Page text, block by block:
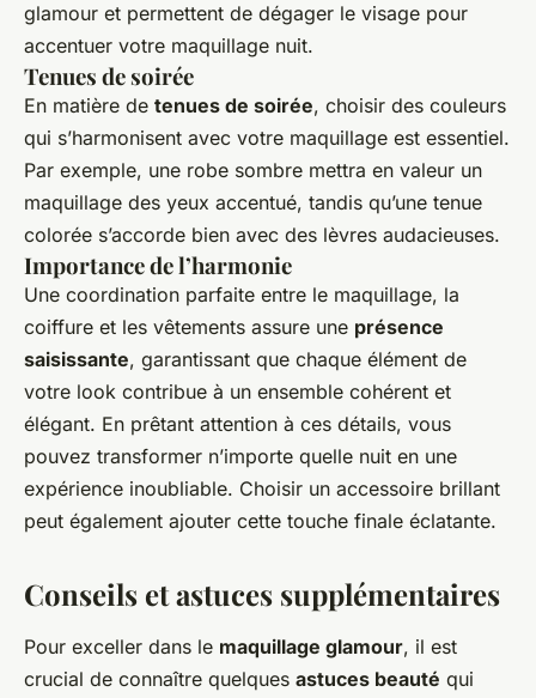
glamour et permettent de dégager le visage pour
accentuer votre maquillage nuit.
Tenues de soirée
En matière de tenues de soirée, choisir des couleurs
qui s’harmonisent avec votre maquillage est essentiel.
Par exemple, une robe sombre mettra en valeur un
maquillage des yeux accentué, tandis qu’une tenue
colorée s’accorde bien avec des lèvres audacieuses.
Importance de l’harmonie
Une coordination parfaite entre le maquillage, la
coiffure et les vêtements assure une présence
saisissante, garantissant que chaque élément de
votre look contribue à un ensemble cohérent et
élégant. En prêtant attention à ces détails, vous
pouvez transformer n’importe quelle nuit en une
expérience inoubliable. Choisir un accessoire brillant
peut également ajouter cette touche finale éclatante.
Conseils et astuces supplémentaires
Pour exceller dans le maquillage glamour, il est
crucial de connaître quelques astuces beauté qui